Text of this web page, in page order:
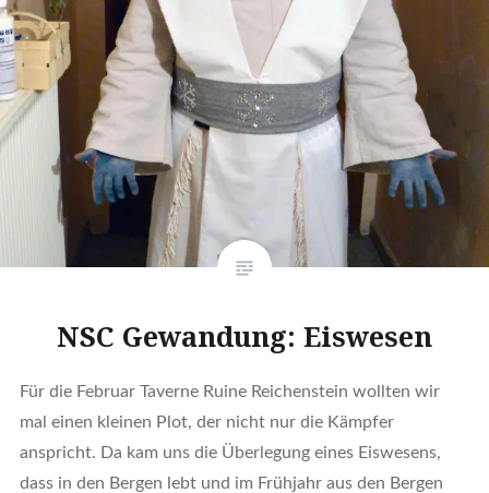
NSC Gewandung: Eiswesen
Für die Februar Taverne Ruine Reichenstein wollten wir
mal einen kleinen Plot, der nicht nur die Kämpfer
anspricht. Da kam uns die Überlegung eines Eiswesens,
dass in den Bergen lebt und im Frühjahr aus den Bergen